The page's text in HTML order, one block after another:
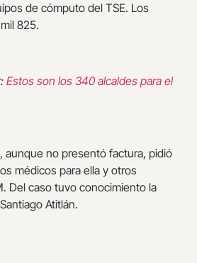
de cómputo del TSE. Los
825.
Estos son los 340 alcaldes para el
aunque no presentó factura, pidió
médicos para ella y otros
Del caso tuvo conocimiento la
Atitlán.